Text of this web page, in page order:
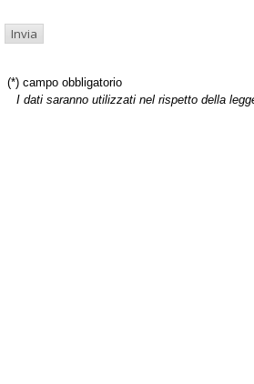
(*) campo obbligatorio
I dati saranno utilizzati nel rispetto della